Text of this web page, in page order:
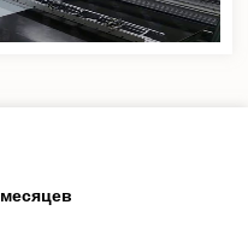
месяцев